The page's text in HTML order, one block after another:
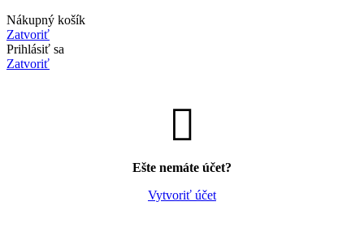
Nákupný košík
Zatvoriť
Prihlásiť sa
Zatvoriť
Ešte nemáte účet?
Vytvoriť účet